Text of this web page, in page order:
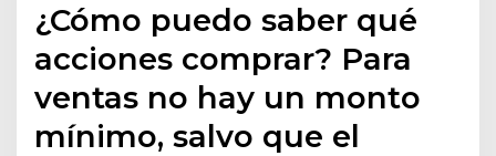
¿Cómo puedo saber qué
acciones comprar? Para
ventas no hay un monto
mínimo, salvo que el